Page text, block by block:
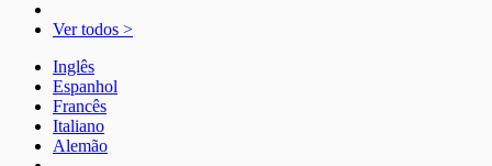
Ver todos >
Inglês
Espanhol
Francês
Italiano
Alemão